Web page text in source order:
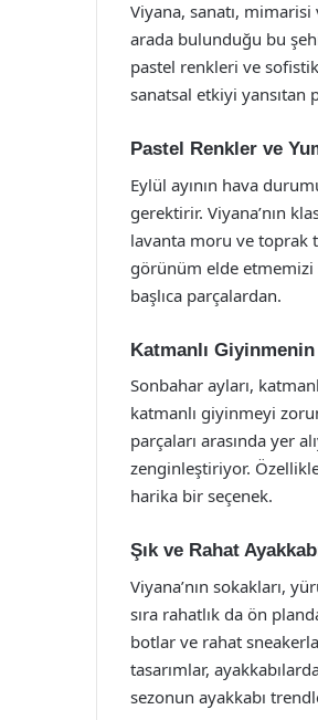
Viyana, sanatı,
arada bulunduğu bu
pastel renkleri ve
sanatsal etkiyi yansıtan
Pastel Renkler ve
Eylül ayının hava
gerektirir. Viyana’nın
lavanta moru ve toprak
görünüm elde etmemizi
başlıca parçalardan.
Katmanlı
Sonbahar ayları,
katmanlı giyinmeyi
parçaları arasında yer
zenginleştiriyor.
harika bir seçenek.
Şık ve Rahat
Viyana’nın sokakları,
sıra rahatlık da ön
botlar ve rahat
tasarımlar,
sezonun ayakkabı